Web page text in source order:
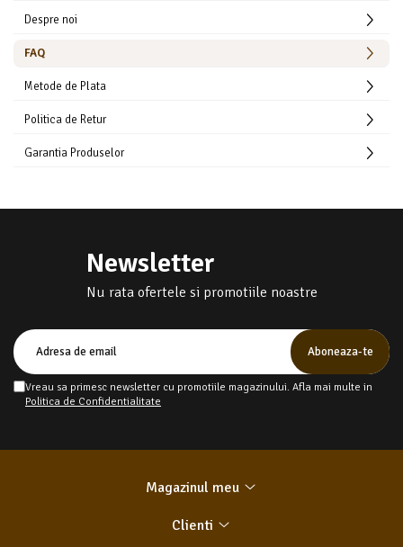
Despre noi
FAQ
Metode de Plata
Politica de Retur
Garantia Produselor
Newsletter
Nu rata ofertele si promotiile noastre
Vreau sa primesc newsletter cu promotiile magazinului. Afla mai multe in
Politica de Confidentialitate
Magazinul meu
Clienti